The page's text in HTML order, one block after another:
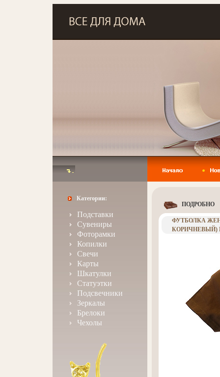
Категории:
Подставки
Сувениры
Фоторамки
Копилки
Свечи
Карты
Шкатулки
Статуэтки
Подсвечники
Зеркалы
Брелоки
Чехолы
ПОДРОБНО
ФУТБОЛКА
КОРИЧНЕВЫЙ)